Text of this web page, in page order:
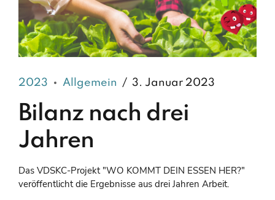
2023 Allgemein 3. Januar 2023
Bilanz nach drei
Jahren
Das VDSKC-Projekt "WO KOMMT DEIN ESSEN HER?"
veröffentlicht die Ergebnisse aus drei Jahren Arbeit.